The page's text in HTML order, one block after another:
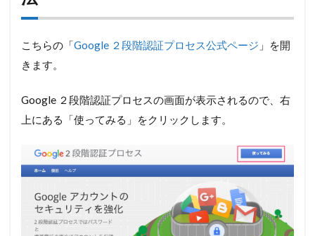
こちらの「Google ２段階認証プロセス公式ページ 」を開
きます。
Google ２段階認証プロセスの画面が表示されるので、右
上にある「使ってみる」をクリックします。